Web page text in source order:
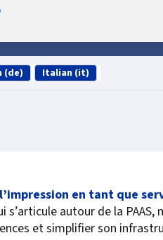
Output
Smart
Brother
Epic
Oracle
SAP
(de) Italian (it)
en tant que
autour de la
et simplifier son